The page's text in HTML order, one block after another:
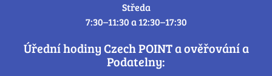
Středa
7:30–11:30 a 12:30–17:30
Úřední hodiny Czech POINT a ověřování a
Podatelny: